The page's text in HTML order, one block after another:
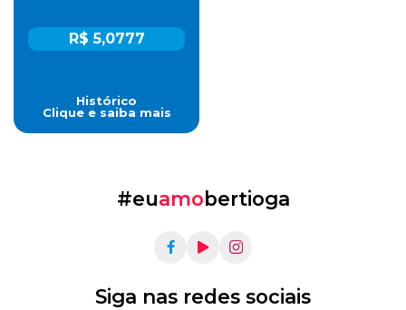
R$ 5,0777
Histórico
Clique e saiba mais
#euamobertioga
Siga nas redes sociais